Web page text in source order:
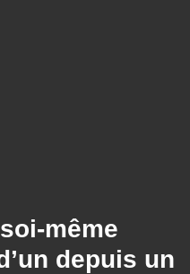
même
depuis un